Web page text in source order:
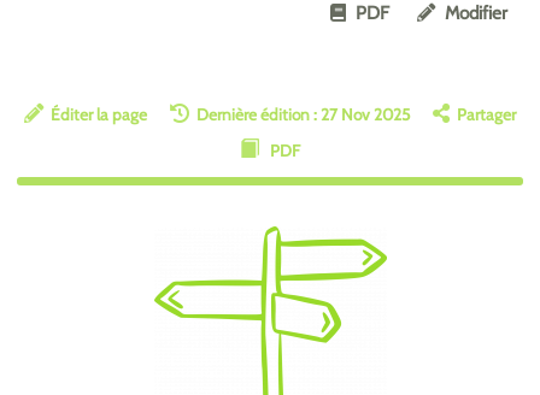
PDF Modifier
Éditer la page Dernière édition : 27 Nov 2025
Partager
PDF